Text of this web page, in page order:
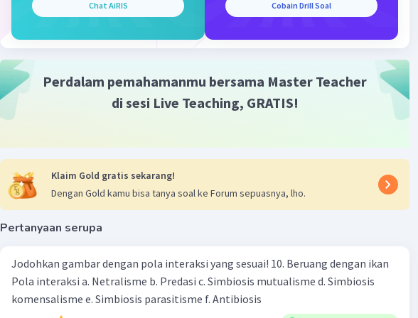
Iklan
Chat AiRIS Cobain Drill Soal
Perdalam pemahamanmu bersama Master Teacher
di sesi Live Teaching, GRATIS!
Klaim Gold gratis sekarang!
Dengan Gold kamu bisa tanya soal ke Forum sepuasnya, lho.
Pertanyaan serupa
Jodohkan gambar dengan pola interaksi yang sesuai! 10. Beruang dengan ikan
Pola interaksi a. Netralisme b. Predasi c. Simbiosis mutualisme d. Simbiosis
komensalisme e. Simbiosis parasitisme f. Antibiosis